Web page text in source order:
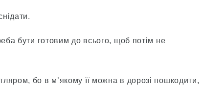
бути готовим до всього, щоб потiм не
бо в м’якому її можна в дорозi пошкодити,